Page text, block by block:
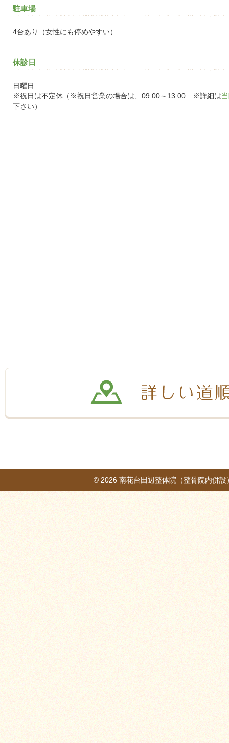
駐車場
4台あり（女性にも停めやすい）
休診日
日曜日
※祝日は不定休（※祝日営業の場合は、09:00～13:00 ※詳細は
下さい）
© 2026 南花台田辺整体院（整骨院内併設